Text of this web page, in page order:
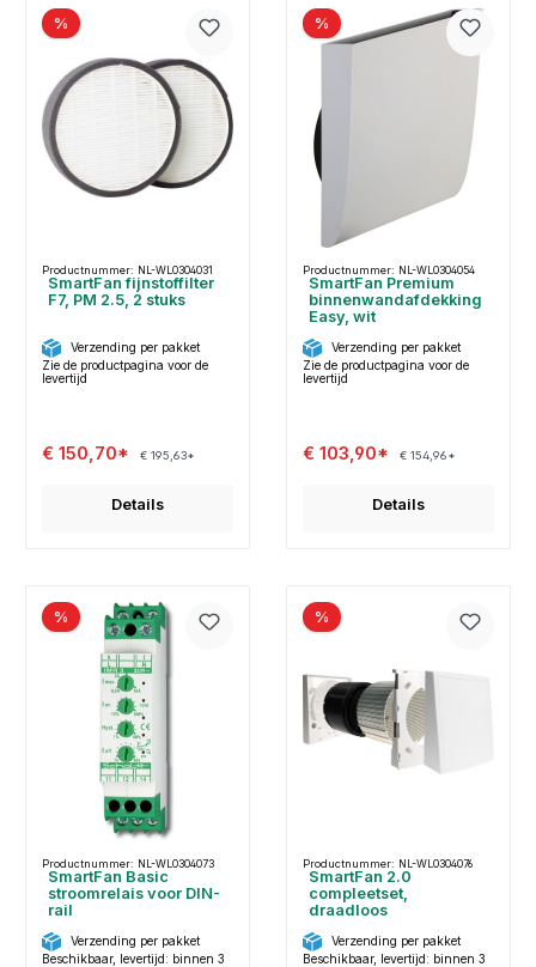
%
Productnummer: NL-WL0304031
SmartFan fijnstoffilter
F7, PM 2.5, 2 stuks
Verzending per pakket
Zie de productpagina voor de
levertijd
€ 150,70* € 195,63*
Details
%
Productnummer: NL-WL0304054
SmartFan Premium
binnenwandafdekking
Easy, wit
Verzending per pakket
Zie de productpagina voor de
levertijd
€ 103,90* € 154,96*
Details
%
Productnummer: NL-WL0304073
SmartFan Basic
stroomrelais voor DIN-
rail
Verzending per pakket
Beschikbaar, levertijd: binnen 3
%
Productnummer: NL-WL0304076
SmartFan 2.0
compleetset,
draadloos
Verzending per pakket
Beschikbaar, levertijd: binnen 3